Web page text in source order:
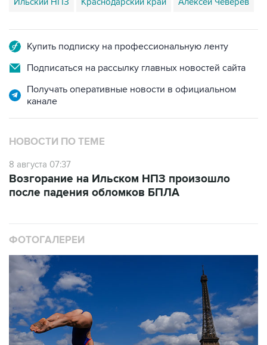
Купить подписку на профессиональную ленту
Подписаться на рассылку главных новостей сайта
Получать оперативные новости в официальном
канале
НОВОСТИ ПО ТЕМЕ
8 августа 07:37
Возгорание на Ильском НПЗ произошло
после падения обломков БПЛА
ФОТОГАЛЕРЕИ